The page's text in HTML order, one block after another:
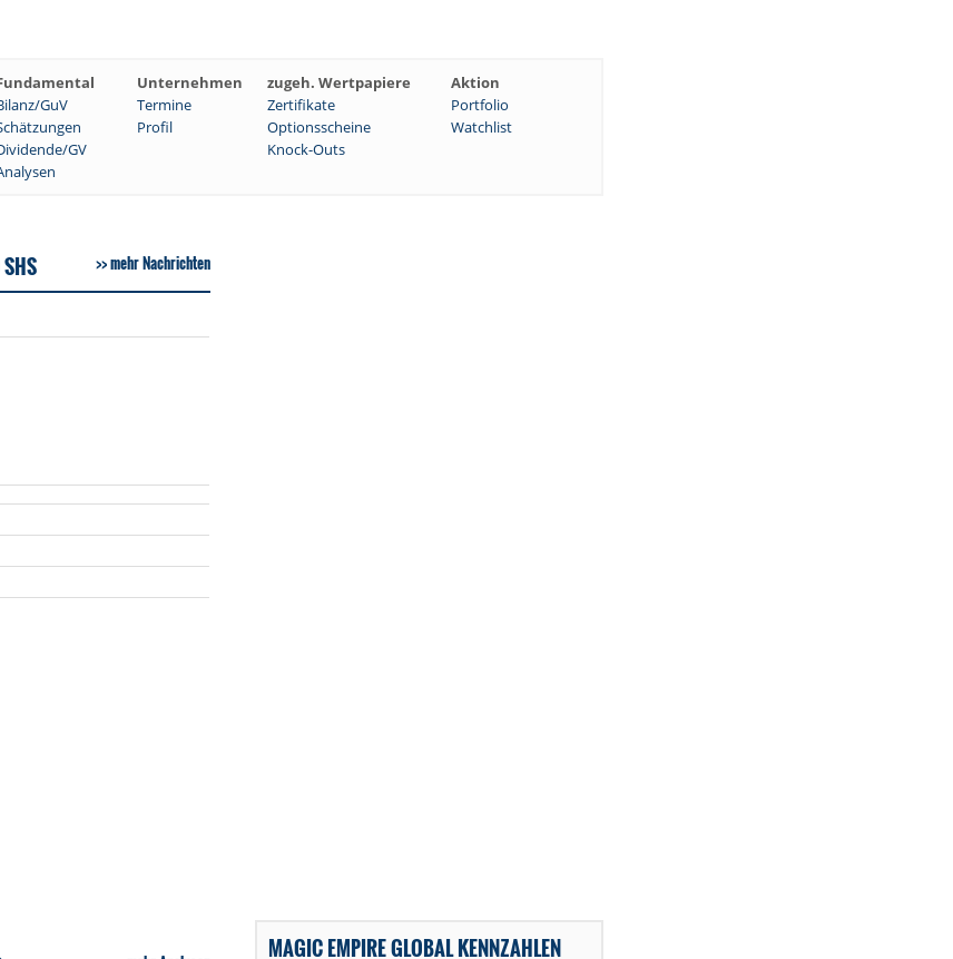
Unternehmen zugeh. Wertpapiere
Aktion
GuV Termine Zertifikate
Portfolio
Profil Optionsscheine
Watchlist
GV
Knock-Outs
mehr Nachrichten
MAGIC EMPIRE GLOBAL KENNZAHLEN